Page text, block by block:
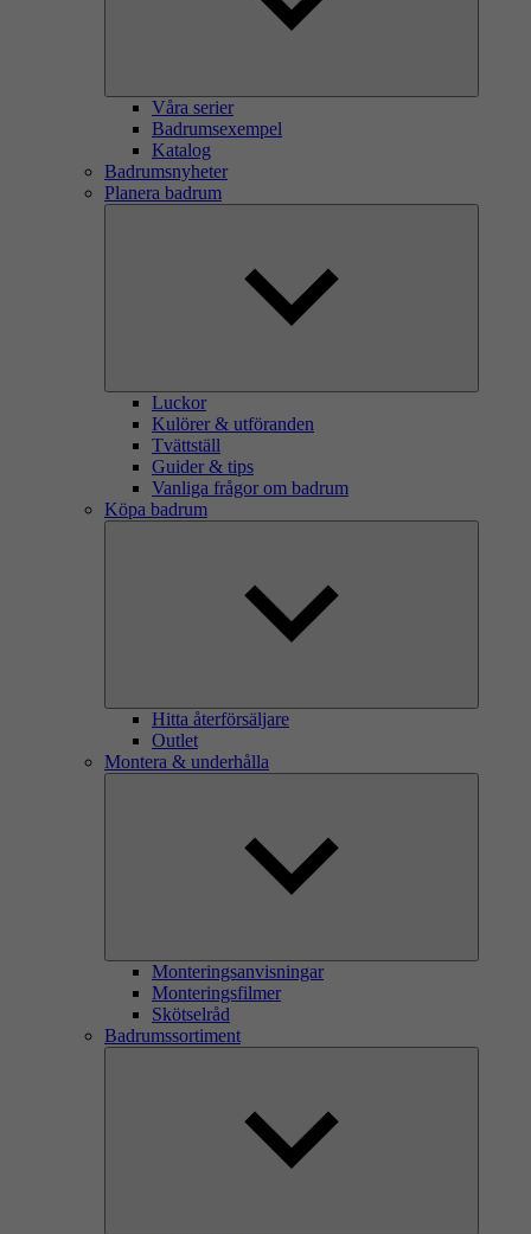
Våra serier
Badrumsexempel
Katalog
Badrumsnyheter
Planera badrum
Luckor
Kulörer & utföranden
Tvättställ
Guider & tips
Vanliga frågor om badrum
Köpa badrum
Hitta återförsäljare
Outlet
Montera & underhålla
Monteringsanvisningar
Monteringsfilmer
Skötselråd
Badrumssortiment